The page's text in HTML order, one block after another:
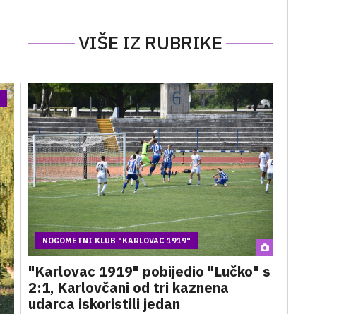
VIŠE IZ RUBRIKE
NOGOMETNI KLUB "KARLOVAC 1919"
"Karlovac 1919" pobijedio "Lučko" s
2:1, Karlovčani od tri kaznena
udarca iskoristili jedan